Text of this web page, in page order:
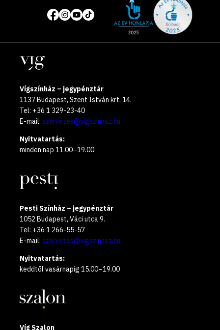
Közösségi
média
oldalak
of
year
Helyszínek
Vígszínház – jegypénztár
1137 Budapest, Szent István krt. 14.
Tel: +36 1 329-23-40
E-mail: szervezes@vigszinhaz.hu
Nyitvatartás:
minden nap 11.00–19.00
Pesti Színház – jegypénztár
1052 Budapest, Váci utca 9.
Tel: +36 1 266-55-57
E-mail: szervezes@vigszinhaz.hu
Nyitvatartás:
keddtől vasárnapig 15.00–19.00
Víg Szalon